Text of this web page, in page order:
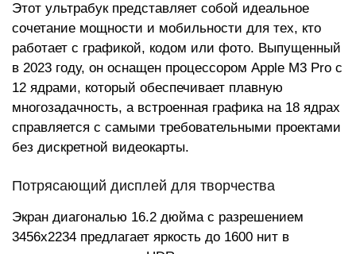
Этот ультрабук представляет собой идеальное
сочетание мощности и мобильности для тех, кто
работает с графикой, кодом или фото. Выпущенный
в 2023 году, он оснащен процессором Apple M3 Pro с
12 ядрами, который обеспечивает плавную
многозадачность, а встроенная графика на 18 ядрах
справляется с самыми требовательными проектами
без дискретной видеокарты.
Потрясающий дисплей для творчества
Экран диагональю 16.2 дюйма с разрешением
3456x2234 предлагает яркость до 1600 нит в